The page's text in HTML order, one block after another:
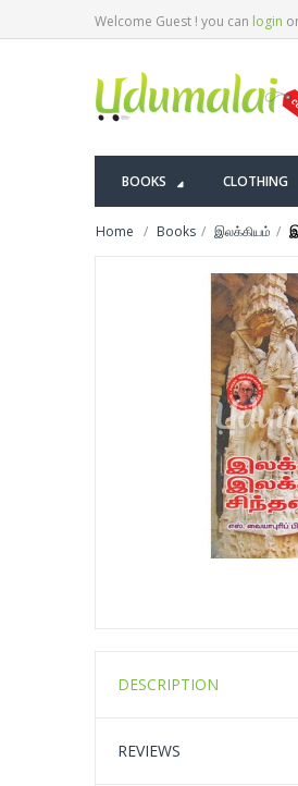
Welcome Guest ! you can login
BOOKS CLOTHING
Home Books இலக்கியம்
DESCRIPTION
REVIEWS